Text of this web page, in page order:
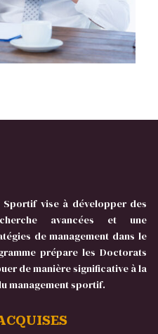
Sportif vise à développer des
avancées et une
de management dans le
prépare les Doctorats
de manière significative à la
management sportif.